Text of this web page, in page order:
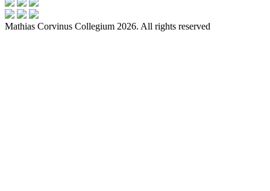
Mathias Corvinus Collegium 2026. All rights reserved